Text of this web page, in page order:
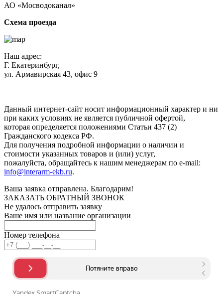
АО «Мосводоканал»
Схема проезда
Наш адрес:
Г. Екатеринбург,
ул. Армавирская 43, офис 9
Данный интернет-сайт носит информационный характер и ни
при каких условиях не является публичной офертой,
которая определяется положениями Статьи 437 (2)
Гражданского кодекса РФ.
Для получения подробной информации о наличии и
стоимости указанных товаров и (или) услуг,
пожалуйста, обращайтесь к нашим менеджерам по e-mail:
info@interarm-ekb.ru.
Ваша заявка отправлена. Благодарим!
ЗАКАЗАТЬ ОБРАТНЫЙ ЗВОНОК
Не удалось отправить заявку
Ваше имя или название организации
Номер телефона